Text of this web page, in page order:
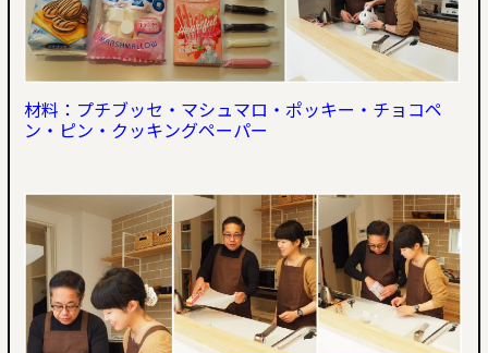
材料：プチブッセ・マシュマロ・ポッキー・チョコペ
ン・ピン・クッキングペーパー